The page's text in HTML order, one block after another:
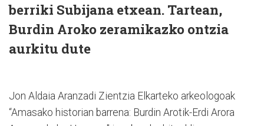
berriki Subijana etxean. Tartean,
Burdin Aroko zeramikazko ontzia
aurkitu dute
Jon Aldaia Aranzadi Zientzia Elkarteko arkeologoak
“Amasako historian barrena: Burdin Arotik-Erdi Arora